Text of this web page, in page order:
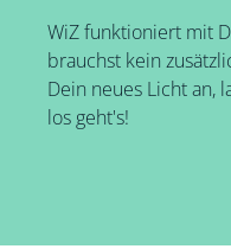
WiZ funktioniert mit
brauchst kein
Dein neues Licht an,
los geht's!